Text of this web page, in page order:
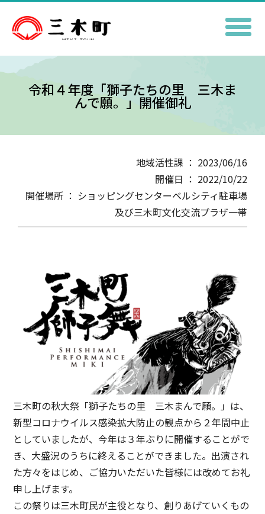
令和４年度「獅子たちの里 三木ま
んで願。」開催御礼
地域活性課 ： 2023/06/16
開催日 ： 2022/10/22
開催場所 ： ショッピングセンターベルシティ駐車場
及び三木町文化交流プラザ一帯
三木町の秋大祭「獅子たちの里 三木まんで願。」は、
新型コロナウイルス感染拡大防止の観点から２年間中止
としていましたが、今年は３年ぶりに開催することがで
き、大盛況のうちに終えることができました。出演され
た方々をはじめ、ご協力いただいた皆様には改めてお礼
申し上げます。
この祭りは三木町民が主役となり、創りあげていくもの